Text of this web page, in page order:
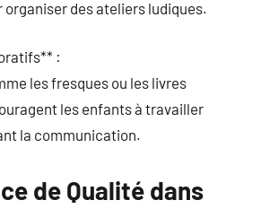
organiser des ateliers ludiques.
:
les fresques ou les livres
les enfants à travailler
la communication.
de Qualité dans